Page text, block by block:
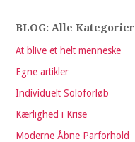
BLOG: Alle Kategorier
At blive et helt menneske
Egne artikler
Individuelt Soloforløb
Kærlighed i Krise
Moderne Åbne Parforhold